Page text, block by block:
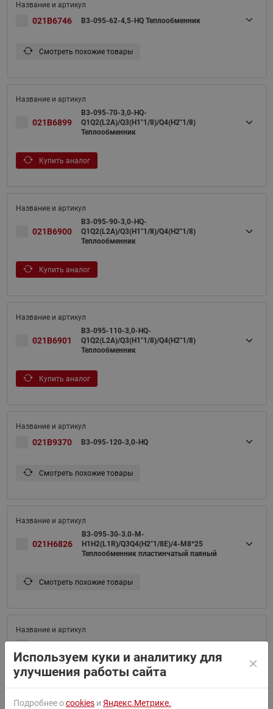
021B6746 B3-095-62-4,5-HQ Теплообменник
Смотреть похожие товары
021B6899
B3-095-70-3,0-HQ-
Q1Q2(L2A)/Q3(H1"1/8)/Q4(H2"1/8)
Теплообменник
Купить аналог
021B6900
B3-095-90-3,0-HQ-
Q1Q2(L2A)/Q3(H1"1/8)/Q4(H2"1/8)
Теплообменник
Купить аналог
021B6901
B3-095-110-3,0-HQ-
Q1Q2(L2A)/Q3(H1"1/8)/Q4(H2"1/8)
Теплообменник
Купить аналог
021B9370 B3-095-120-3,0-HQ
Смотреть похожие товары
021H6826
B3-095-30-3.0-M-
H1H2(L1R)/Q3Q4(H2"1/8E)/4-M8*25
Теплообменник пластинчатый паяный
Смотреть похожие товары
Смотреть похожие товары
Используем куки и аналитику для
улучшения работы сайта
Подробнее оcookies и Яндекс.Метрике.